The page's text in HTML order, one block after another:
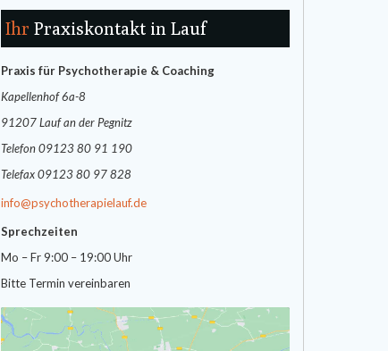
Ihr Praxiskontakt in Lauf
Praxis für Psychotherapie & Coaching
Kapellenhof 6a-8
91207 Lauf an der Pegnitz
Telefon 09123 80 91 190
Telefax 09123 80 97 828
info@psychotherapielauf.de
Sprechzeiten
Mo – Fr 9:00 – 19:00 Uhr
Bitte Termin vereinbaren